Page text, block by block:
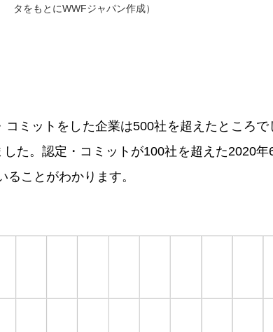
タをもとにWWFジャパン作成）
コミットをした企業は500社を超えたところ
た。認定・コミットが100社を超えた2020年
ことがわかります。